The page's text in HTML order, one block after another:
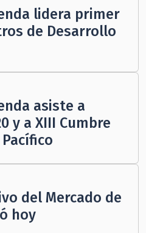
lidera primer
de Desarrollo
asiste a
y a XIII Cumbre
del Mercado de
hoy